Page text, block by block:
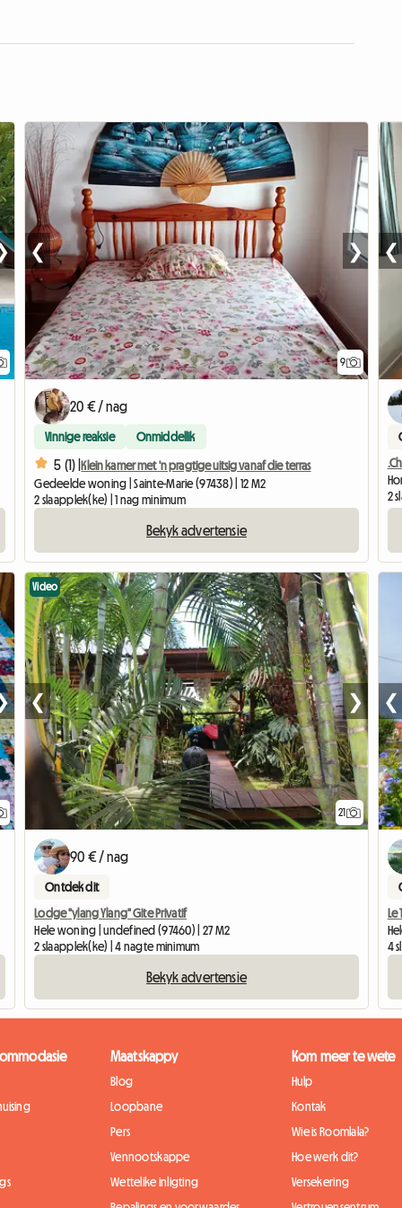
9
❮ ❯
20 € / nag
Vinnige reaksie Onmiddellik
5 (1) |Klein kamer met 'n pragtige uitsig vanaf die terras
Gedeelde woning | Sainte-Marie (97438) | 12 M2
2 slaapplek(ke) | 1 nag minimum
Bekyk advertensie
❮
2
21
Video
❮ ❯
90 € / nag
Ontdek dit
Lodge "ylang Ylang" Gite Privatif
Hele woning | undefined (97460) | 27 M2
2 slaapplek(ke) | 4 nagte minimum
Bekyk advertensie
❮
4
Maatskappy
Blog
Loopbane
Pers
Vennootskappe
Wettelike inligting
Kom meer te wete
Hulp
Kontak
Wie is Roomlala?
Hoe werk dit?
Versekering